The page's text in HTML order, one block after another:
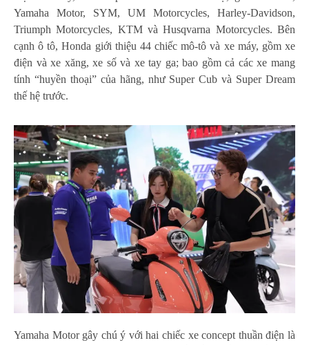
Yamaha Motor, SYM, UM Motorcycles, Harley-Davidson,
Triumph Motorcycles, KTM và Husqvarna Motorcycles. Bên
cạnh ô tô, Honda giới thiệu 44 chiếc mô-tô và xe máy, gồm xe
điện và xe xăng, xe số và xe tay ga; bao gồm cả các xe mang
tính “huyền thoại” của hãng, như Super Cub và Super Dream
thế hệ trước.
Yamaha Motor gây chú ý với hai chiếc xe concept thuần điện là